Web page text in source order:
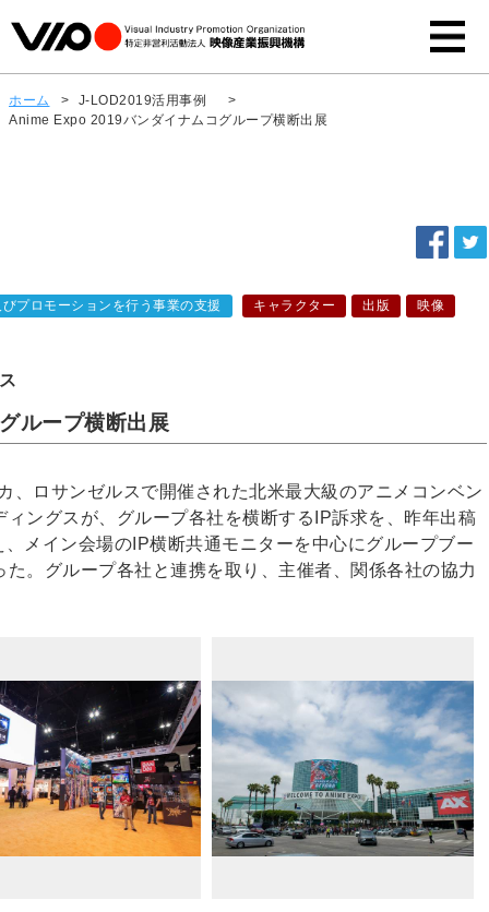
ホーム > J-LOD2019活用事例
>
Anime Expo 2019バンダイナムコグループ横断出展
プロモーションを行う事業の支援 キャラクター 出版 映像
ループ横断出展
、ロサンゼルスで開催された北米最大級のアニメコンベン
ングスが、グループ各社を横断するIP訴求を、昨年出稿
メイン会場のIP横断共通モニターを中心にグループブー
。グループ各社と連携を取り、主催者、関係各社の協力